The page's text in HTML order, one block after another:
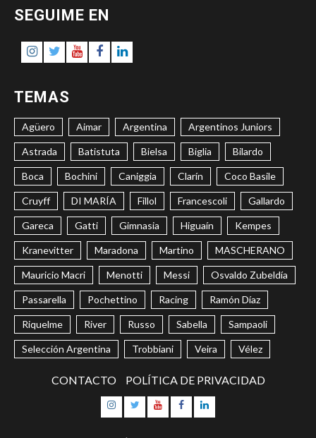
SITIO
SEGUIME EN
Instagram
Twitter
Youtube
Facebook
LinkedIn
TEMAS
Agüero Aimar Argentina Argentinos Juniors
Astrada Batistuta Bielsa Biglia Bilardo
Boca Bochini Caniggia Clarín Coco Basile
Cruyff DI MARÍA Fillol Francescoli Gallardo
Gareca Gatti Gimnasia Higuaín Kempes
Kranevitter Maradona Martino MASCHERANO
Mauricio Macri Menotti Messi Osvaldo Zubeldía
Passarella Pochettino Racing Ramón Díaz
Riquelme River Russo Sabella Sampaoli
Selección Argentina Trobbiani Veira Vélez
CONTACTO POLÍTICA DE PRIVACIDAD
Instagram
Twitter
Youtube
Facebook
LinkedIn